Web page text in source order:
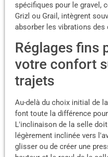
spécifiques pour le gravel,
Grizl ou Grail, intègrent
absorber les vibrations des
Réglages fins
votre confort
trajets
Au-delà du choix initial de
font toute la différence
L'inclinaison de la selle
légèrement inclinée vers
glisser ou de créer une